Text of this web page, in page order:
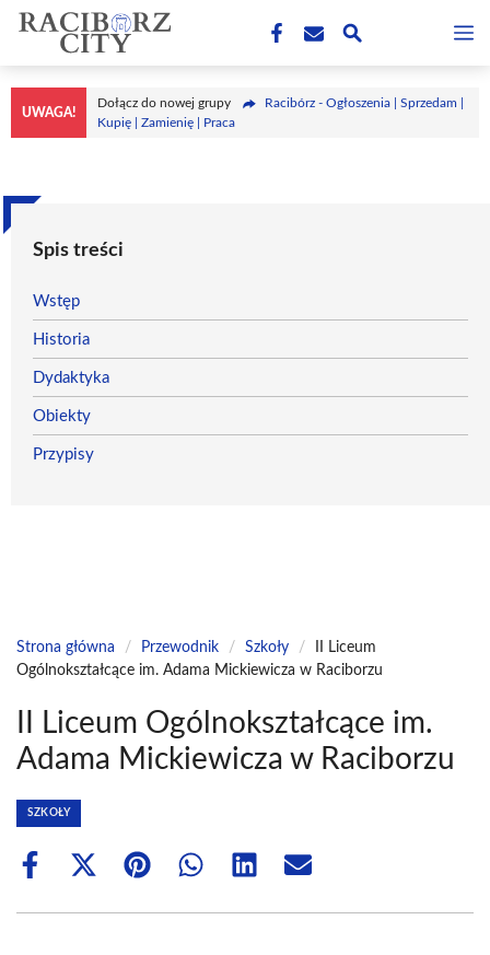
Przejdź
treści
UWAGA!
Dołącz do nowej grupy
Racibórz - Ogłoszenia | Sprzedam |
Kupię | Zamienię | Praca
Spis treści
Wstęp
Historia
Dydaktyka
Obiekty
Przypisy
Strona główna / Przewodnik / Szkoły /
II Liceum
Ogólnokształcące im. Adama Mickiewicza w Raciborzu
II Liceum Ogólnokształcące im.
Adama Mickiewicza w Raciborzu
SZKOŁY
Share
Facebook
Share
X
Share
Pinterest
Share
WhatsApp
Share
LinkedIn
Share
Email